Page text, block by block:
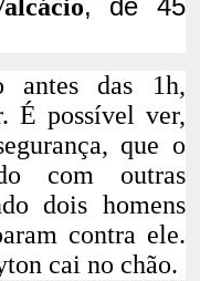
, de 45
antes das 1h,
É possível ver,
que o
com outras
dois homens
contra ele.
cai no chão.